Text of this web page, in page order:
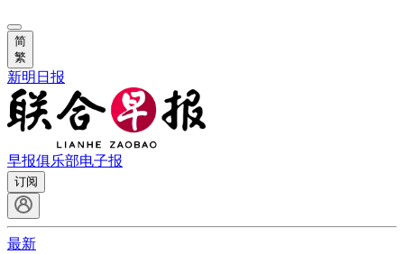
简
繁
新明日报
早报俱乐部电子报
订阅
最新